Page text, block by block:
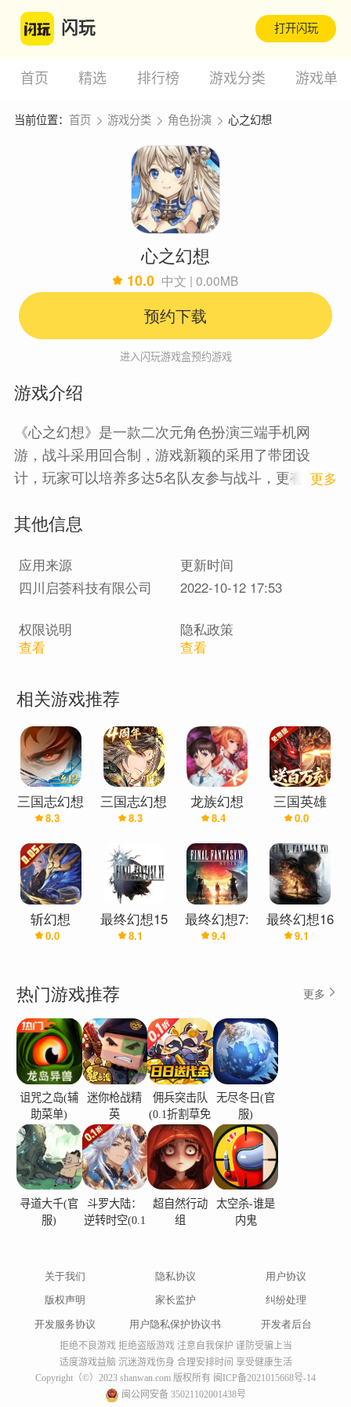
闪玩 打开闪玩
首页 精选 排行榜 游戏分类 游戏单
当前位置： 首页 游戏分类 角色扮演 心之幻想
心之幻想
10.0 中文 | 0.00MB
预约下载
进入闪玩游戏盒预约游戏
游戏介绍
《心之幻想》是一款二次元角色扮演三端手机网
游，战斗采用回合制，游戏新颖的采用了带团设
计，玩家可以培养多达5名队友参与战斗，更有养成
跨服、工会战、资源争夺战等多种交互玩法，让游
1 更多
其他信息
应用来源
更新时间
四川启荟科技有限公司
2022-10-12 17:53
权限说明
查看
隐私政策
查看
相关游戏推荐
三国志幻想
大陆2：枭
之歌
8.3
三国志幻想
大陆
8.3
龙族幻想
8.4
三国英雄
(0.1折幻想
免费版)
0.0
斩幻想
(0.05折)
0.0
最终幻想15
8.1
最终幻想7:
重生
9.4
最终幻想16
9.1
热门游戏推荐 更多
诅咒之岛(辅
助菜单)
迷你枪战精
英
佣兵突击队
(0.1折割草免
费版)
无尽冬日(官
服)
寻道大千(官
服)
斗罗大陆：
逆转时空(0.1
超自然行动
组
太空杀-谁是
内鬼
关于我们 隐私协议
用户协议
版权声明
家长监护
纠纷处理
开发服务协议
用户隐私保护协议书 开发者后台
拒绝不良游戏 拒绝盗版游戏 注意自我保护 谨防受骗上当
适度游戏益脑 沉迷游戏伤身 合理安排时间 享受健康生活
Copyright（©）2023 shanwan.com 版权所有 闽ICP备2021015668号-14
闽公网安备 35021102001438号